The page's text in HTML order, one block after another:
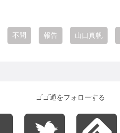
不問 報告 山口真帆
ゴゴ通をフォローする